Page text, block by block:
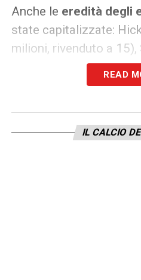
Anche le eredità degli
state capitalizzate:
milioni, rivenduto a
e Theate (da 8 a 20)
emblematici. Anche
READ
IL CALCIO